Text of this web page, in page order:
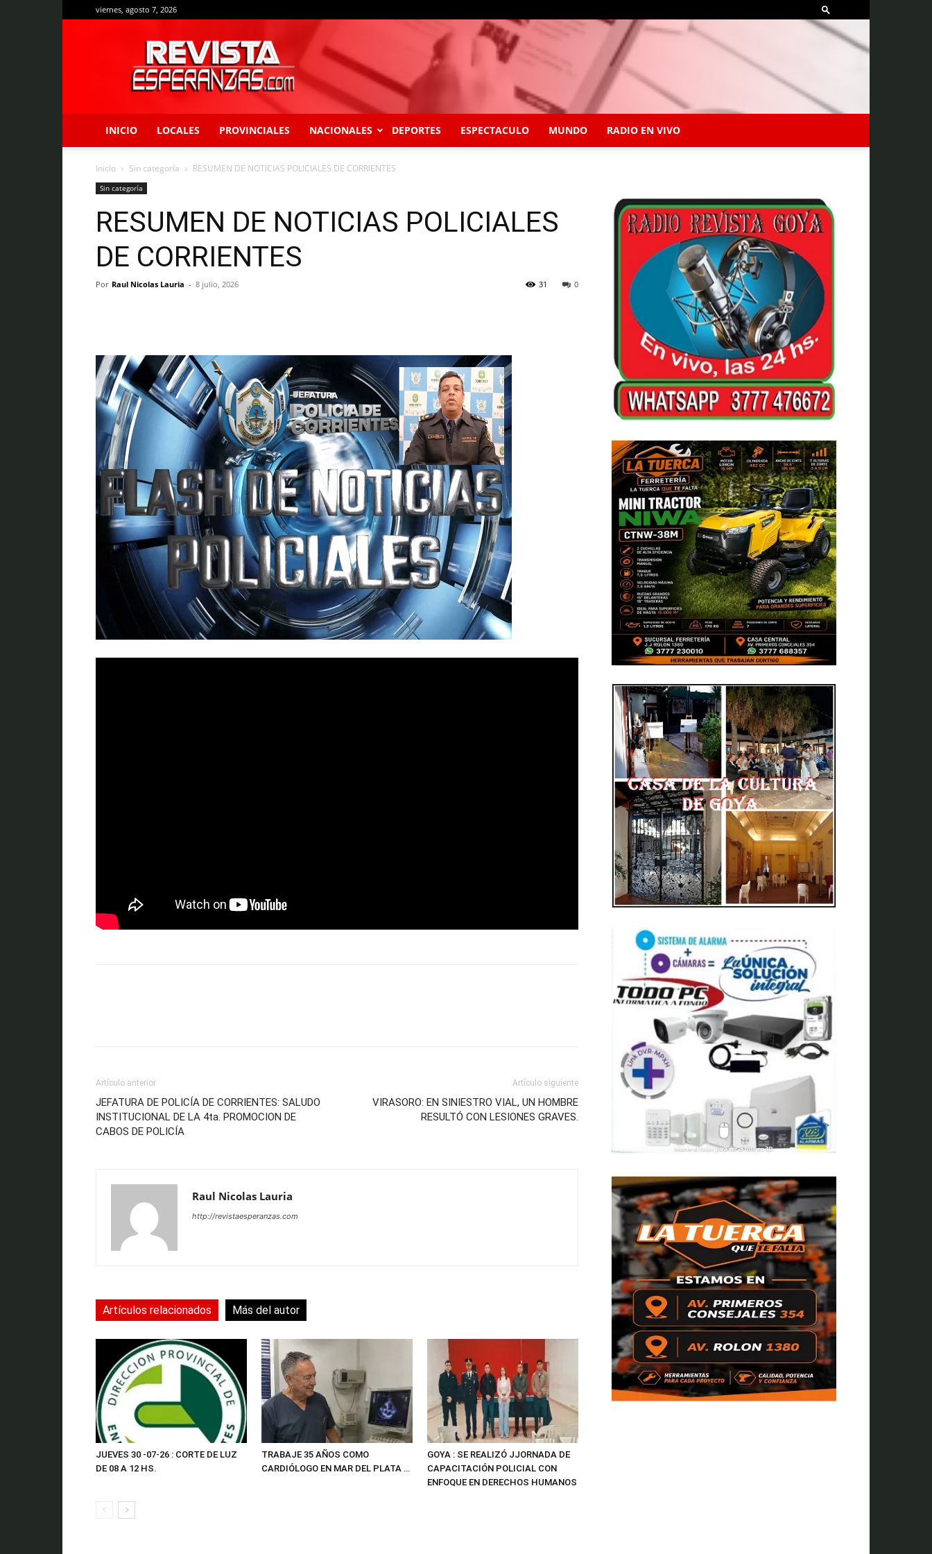
viernes, agosto 7, 2026
Revista
Esperanzas
INICIO LOCALES PROVINCIALES NACIONALES DEPORTES ESPECTACULO MUNDO RADIO EN VIVO
Inicio Sin categoría RESUMEN DE NOTICIAS POLICIALES DE CORRIENTES
Sin categoría
RESUMEN DE NOTICIAS POLICIALES
DE CORRIENTES
Por Raul Nicolas Lauria - 8 julio, 2026 0
31
Artículo anterior
JEFATURA DE POLICÍA DE CORRIENTES: SALUDO
INSTITUCIONAL DE LA 4ta. PROMOCION DE
CABOS DE POLICÍA
Artículo siguiente
VIRASORO: EN SINIESTRO VIAL, UN HOMBRE
RESULTÓ CON LESIONES GRAVES.
Raul Nicolas Lauria
http://revistaesperanzas.com
Artículos relacionados Más del autor
JUEVES 30 -07-26 : CORTE DE LUZ
DE 08 A 12 HS.
TRABAJE 35 AÑOS COMO
CARDIÓLOGO EN MAR DEL PLATA …
GOYA : SE REALIZÓ JJORNADA DE
CAPACITACIÓN POLICIAL CON
ENFOQUE EN DERECHOS HUMANOS